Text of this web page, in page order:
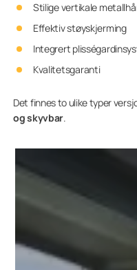
Stilige vertikale
Effektiv støyskjerming
Integrert
Kvalitetsgaranti
Det finnes to ulike typer
og skyvbar.